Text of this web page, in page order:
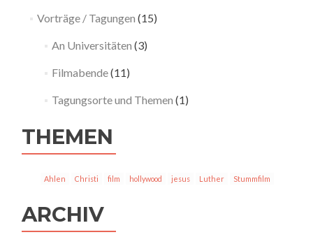
Vorträge / Tagungen (15)
An Universitäten (3)
Filmabende(11)
Tagungsorte und Themen (1)
THEMEN
Ahlen Christi film hollywood jesus Luther Stummfilm
ARCHIV